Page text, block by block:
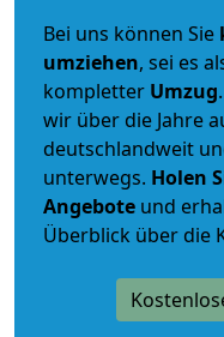
Bei uns können Sie
umziehen, sei es
kompletter Umzug
wir über die Jahre
deutschlandweit
unterwegs. Holen
Angebote und
Überblick über die